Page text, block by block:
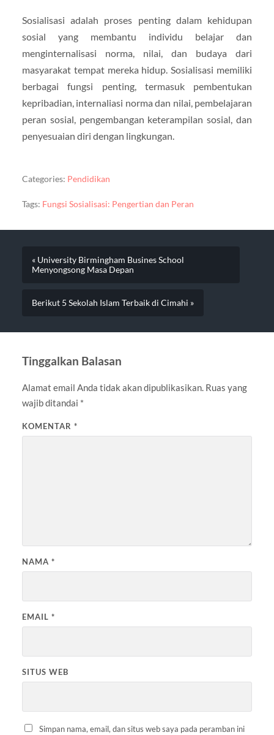
Sosialisasi adalah proses penting dalam kehidupan
sosial yang membantu individu belajar dan
menginternalisasi norma, nilai, dan budaya dari
masyarakat tempat mereka hidup. Sosialisasi memiliki
berbagai fungsi penting, termasuk pembentukan
kepribadian, internaliasi norma dan nilai, pembelajaran
peran sosial, pengembangan keterampilan sosial, dan
penyesuaian diri dengan lingkungan.
Categories: Pendidikan
Tags: Fungsi Sosialisasi: Pengertian dan Peran
« University Birmingham Busines School
Menyongsong Masa Depan
Berikut 5 Sekolah Islam Terbaik di Cimahi »
Tinggalkan Balasan
Alamat email Anda tidak akan dipublikasikan. Ruas yang
wajib ditandai *
KOMENTAR *
NAMA *
EMAIL *
SITUS WEB
Simpan nama, email, dan situs web saya pada peramban ini